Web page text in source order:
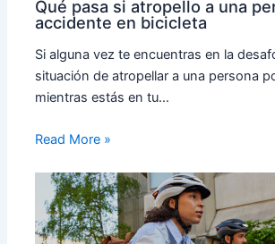
Qué pasa si atropello a una
accidente en bicicleta
Si alguna vez te encuentras en la
situación de atropellar a una persona
mientras estás en tu…
Read More »